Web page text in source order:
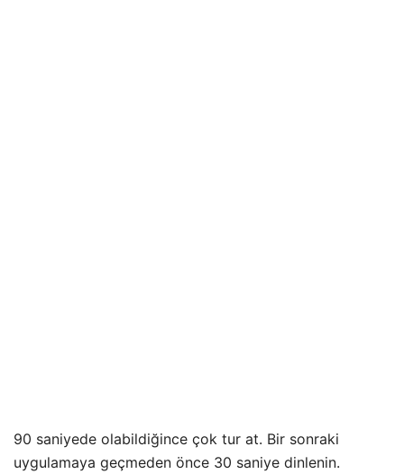
90 saniyede olabildiğince çok tur at. Bir sonraki
uygulamaya geçmeden önce 30 saniye dinlenin.